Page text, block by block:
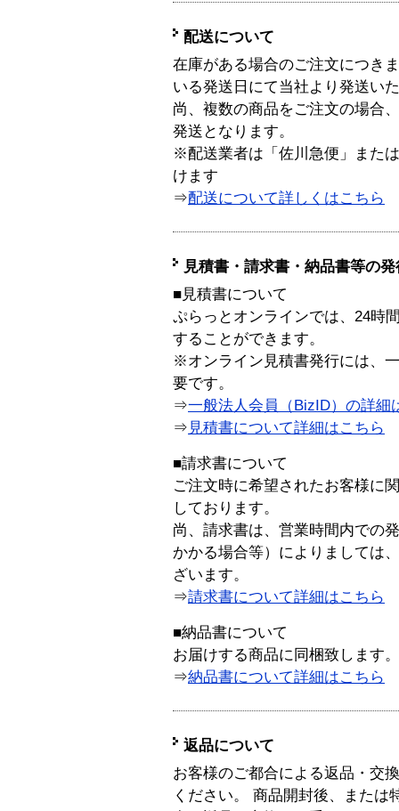
配送について
在庫がある場合のご注文につき
いる発送日にて当社より発送い
尚、複数の商品をご注文の場合
発送となります。
※配送業者は「佐川急便」また
けます
⇒配送について詳しくはこちら
見積書・請求書・納品書等の
■見積書について
ぷらっとオンラインでは、24時
することができます。
※オンライン見積書発行には、
要です。
⇒一般法人会員（BizID）の詳細
⇒ 見積書について詳細はこちら
■請求書について
ご注文時に希望されたお客様に
しております。
尚、請求書は、営業時間内での
かかる場合等）によりましては
ざいます。
⇒請求書について詳細はこちら
■納品書について
お届けする商品に同梱致します。
⇒納品書について詳細はこちら
返品について
お客様のご都合による返品・交
ください。 商品開封後、または